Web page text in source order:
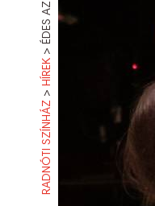
RADNÓTI SZÍNHÁZ
>
HÍREK
>